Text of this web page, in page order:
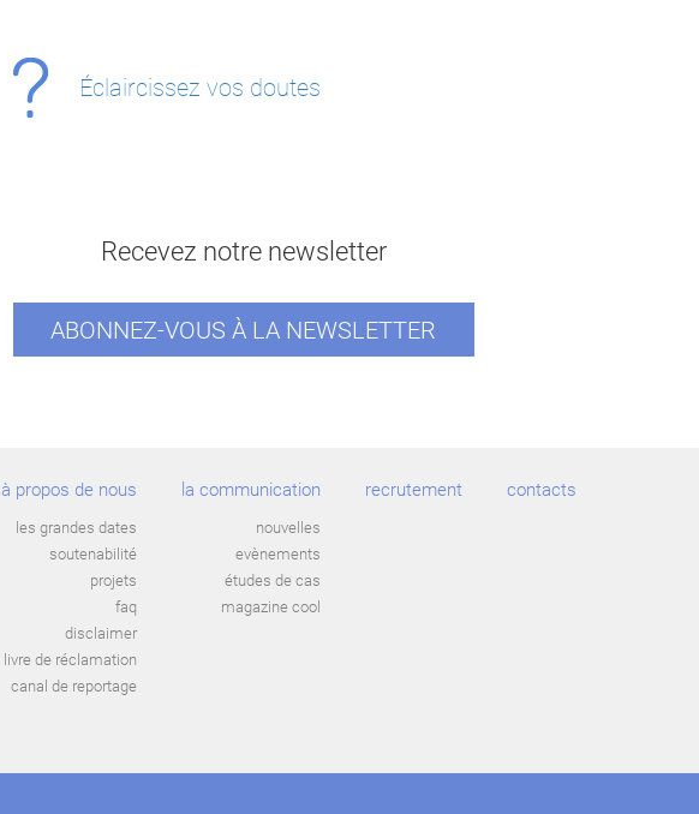
Éclaircissez vos doutes
Recevez notre newsletter
ABONNEZ-VOUS À LA NEWSLETTER
à propos de nous
les grandes dates
soutenabilité
projets
faq
disclaimer
livre de réclamation
canal de reportage
la communication
nouvelles
evènements
études de cas
magazine cool
recrutement contacts